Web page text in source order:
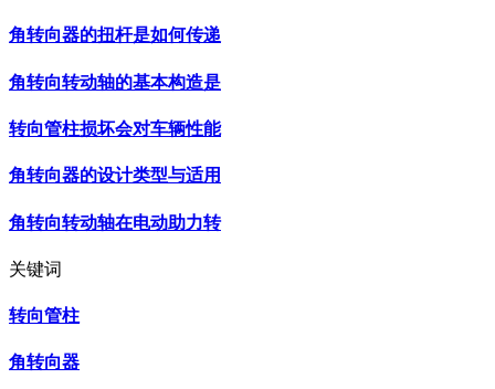
角转向器的扭杆是如何传递
角转向转动轴的基本构造是
转向管柱损坏会对车辆性能
角转向器的设计类型与适用
角转向转动轴在电动助力转
关键词
转向管柱
角转向器